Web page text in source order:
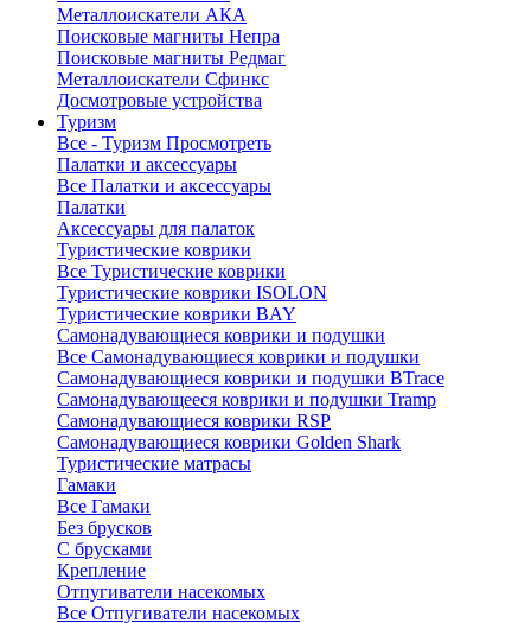
Металлоискатели АКА
Поисковые магниты Непра
Поисковые магниты Редмаг
Металлоискатели Сфинкс
Досмотровые устройства
Туризм
Все - Туризм Просмотреть
Палатки и аксессуары
Все Палатки и аксессуары
Палатки
Аксессуары для палаток
Туристические коврики
Все Туристические коврики
Туристические коврики ISOLON
Туристические коврики BAY
Самонадувающиеся коврики и подушки
Все Самонадувающиеся коврики и подушки
Самонадувающиеся коврики и подушки BTrace
Самонадувающееся коврики и подушки Tramp
Самонадувающиеся коврики RSP
Самонадувающиеся коврики Golden Shark
Туристические матрасы
Гамаки
Все Гамаки
Без брусков
С брусками
Крепление
Отпугиватели насекомых
Все Отпугиватели насекомых